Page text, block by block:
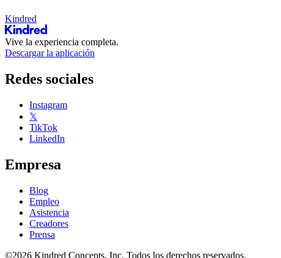
Kindred
Vive la experiencia completa.
Descargar la aplicación
Redes sociales
Instagram
𝕏
TikTok
LinkedIn
Empresa
Blog
Empleo
Asistencia
Creadores
Prensa
©2026 Kindred Concepts, Inc. Todos los derechos reservados.